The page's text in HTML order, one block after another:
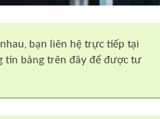
bạn liên hệ trực tiếp tại
tin bảng trên đây để được tư